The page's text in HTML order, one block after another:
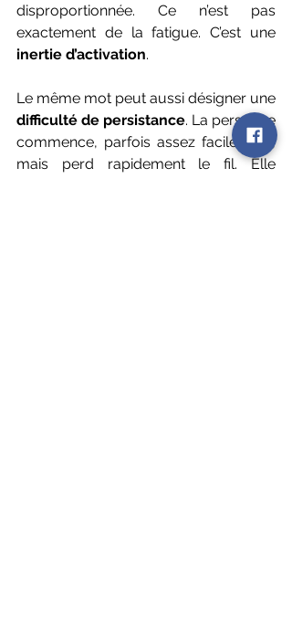
disproportionnée. Ce n’est pas
inertie d’activation.
difficulté de persistance. La personne
commence, parfois assez facilement,
mais perd rapidement le fil. Elle